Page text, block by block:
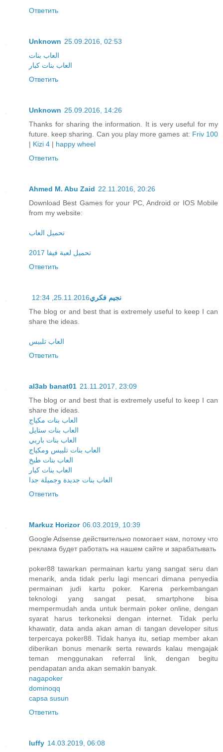
Ответить
Unknown 25.09.2016, 02:53
العاب بنات
العاب بنات كبار
Ответить
Unknown 25.09.2016, 14:26
Thanks for sharing the information. It is very useful for my
future. keep sharing. Can you play more games at: Friv 100
| Kizi 4 | happy wheel
Ответить
Ahmed M. Abu Zaid 22.11.2016, 20:26
Download Best Games for your PC, Android or IOS Mobile
from my website:
تحميل العاب
تحميل لعبة فيفا 2017
Ответить
نجيم فكري25.11.2016, 12:34
The blog or and best that is extremely useful to keep I can
share the ideas.
العاب تلبيس
Ответить
al3ab banat01 21.11.2017, 23:09
The blog or and best that is extremely useful to keep I can
share the ideas.
العاب بنات مكياج
العاب بنات ستايل
العاب بنات باربي
العاب بنات تلبيس ومكياج
العاب بنات طبخ
العاب بنات كبار
العاب بنات جديدة وجميلة جدا
Ответить
Markuz Horizor 06.03.2019, 10:39
Google Adsense действительно помогает нам, потому что
реклама будет работать на нашем сайте и зарабатывать
poker88 tawarkan permainan kartu yang sangat seru dan
menarik, anda tidak perlu lagi mencari dimana penyedia
permainan judi kartu poker. Karena perkembangan
teknologi yang sangat pesat, smartphone bisa
mempermudah anda untuk bermain poker online, dengan
syarat harus terkoneksi dengan internet. Tidak perlu
khawatir, data anda akan aman di tangan developer situs
terpercaya poker88. Tidak hanya itu, setiap member akan
diberikan bonus menarik serta rewards kalau mengajak
teman menggunakan referral link, dengan begitu
pendapatan anda akan semakin banyak.
nagapoker
dominoqq
capsa susun
Ответить
luffy 14.03.2019, 06:08